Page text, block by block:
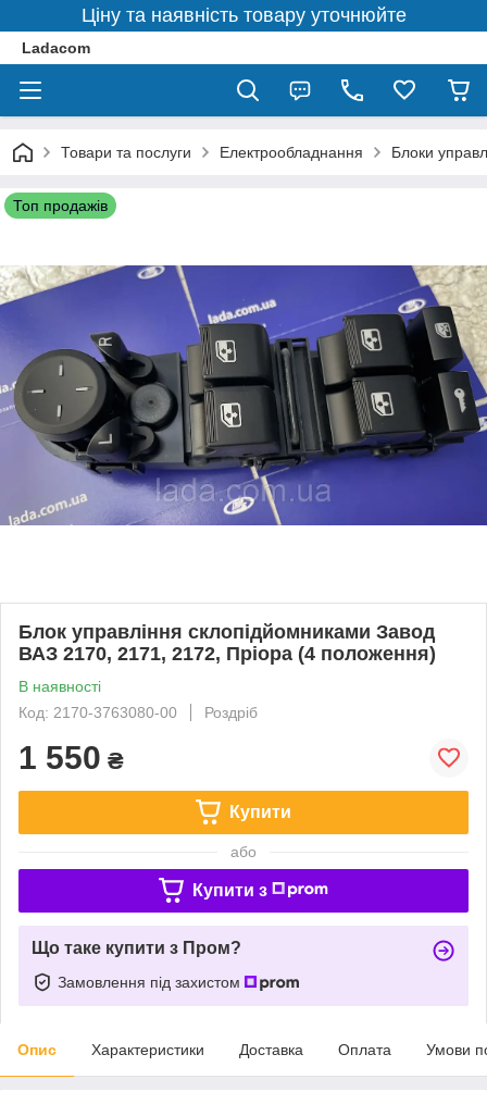
Ціну та наявність товару уточнюйте
Ladacom
Товари та послуги Електрообладнання Блоки
Топ продажів
Блок управління склопідйомниками Завод
ВАЗ 2170, 2171, 2172, Пріора (4 положення)
В наявності
Код: 2170-3763080-00
Роздріб
1 550 ₴
Купити
або
Купити з
Що таке купити з Пром?
Замовлення під захистом
Опис Характеристики Доставка Оплата Умови